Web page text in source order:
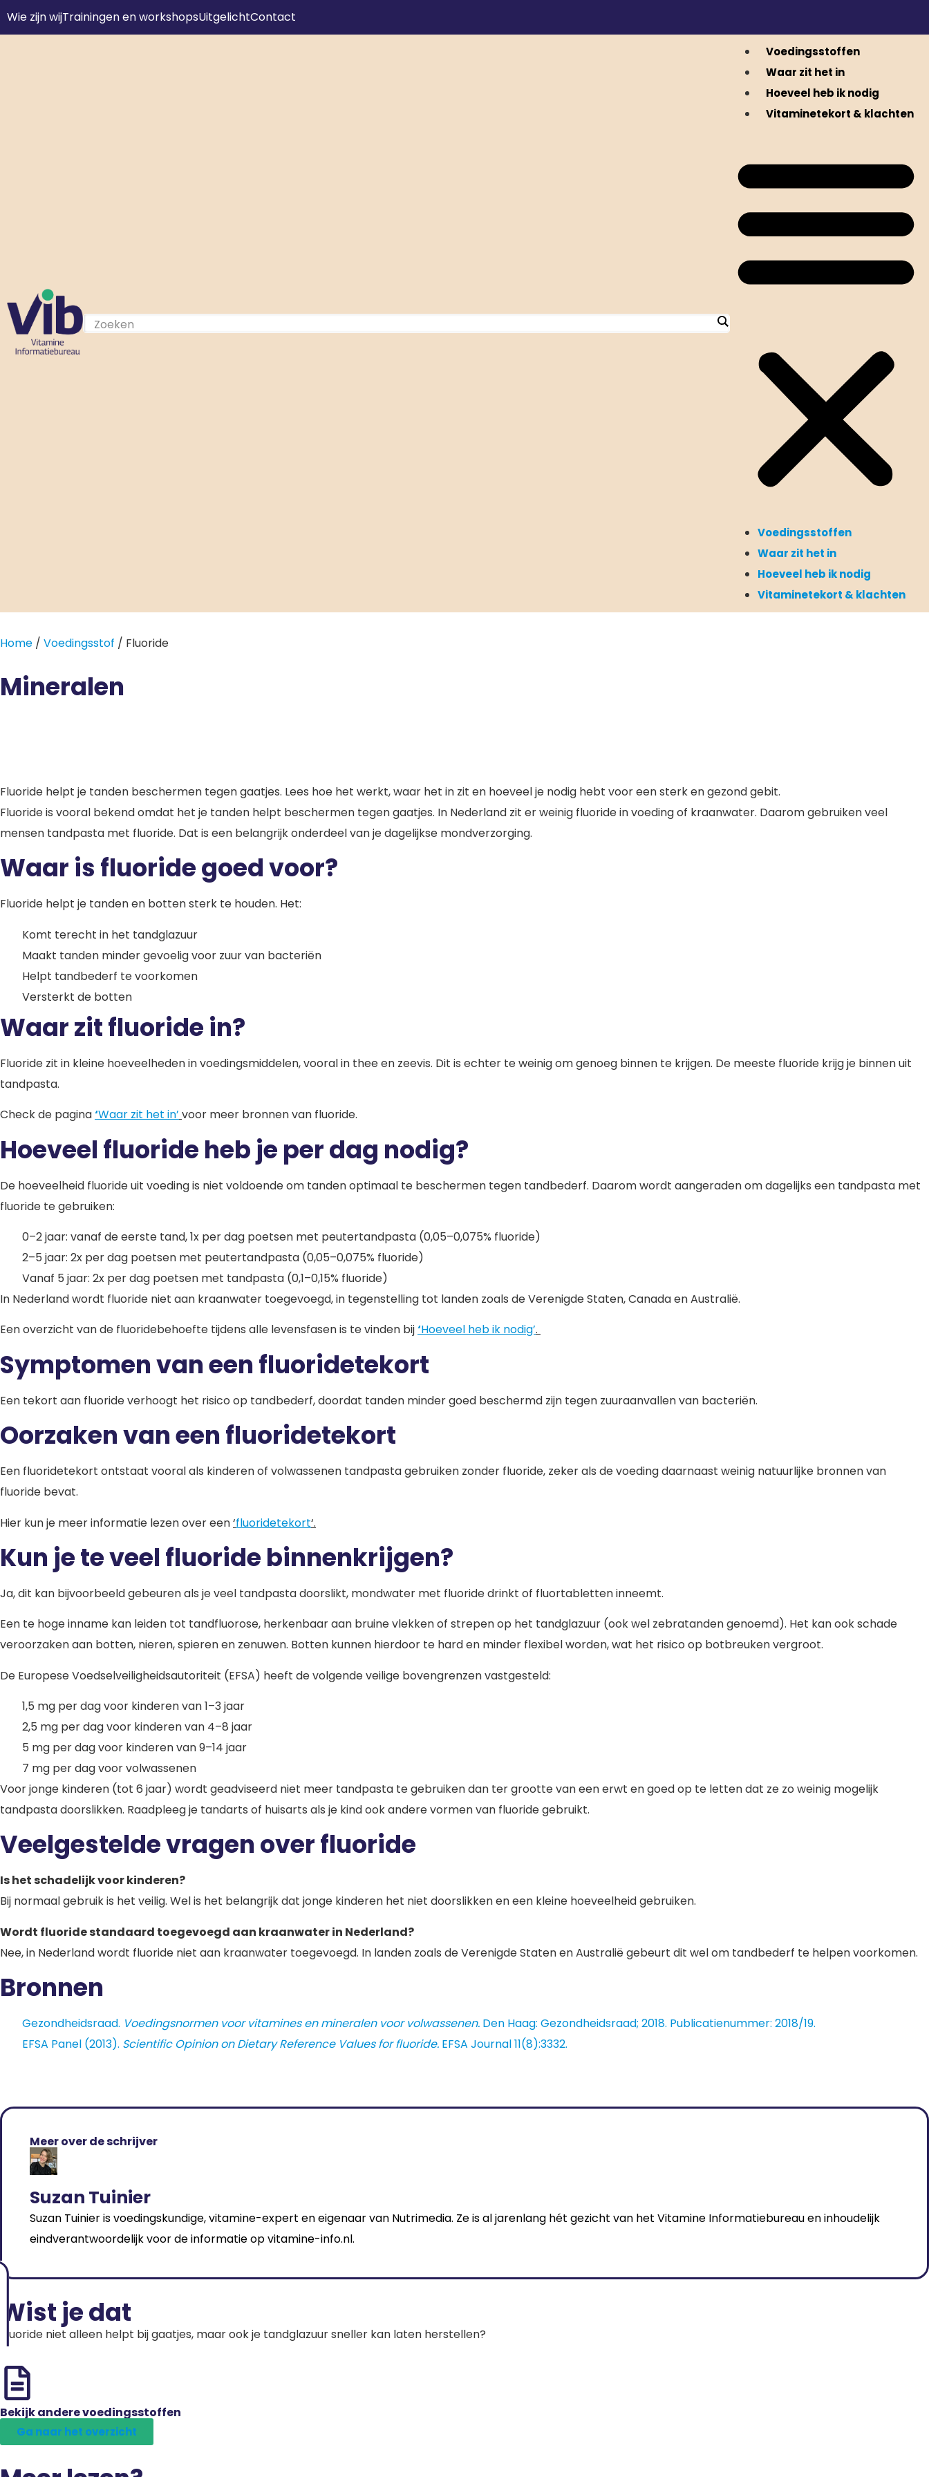
Wie zijn wijTrainingen en workshopsUitgelichtContact
Voedingsstoffen
Waar zit het in
Hoeveel heb ik nodig
Vitaminetekort & klachten
Voedingsstoffen
Waar zit het in
Hoeveel heb ik nodig
Vitaminetekort & klachten
Home / Voedingsstof / Fluoride
Mineralen
Fluoride helpt je tanden beschermen tegen gaatjes. Lees hoe het werkt, waar het in zit en hoeveel je nodig hebt voor een sterk en gezond gebit.
Fluoride is vooral bekend omdat het je tanden helpt beschermen tegen gaatjes. In Nederland zit er weinig fluoride in voeding of kraanwater. Daarom gebruiken veel
mensen tandpasta met fluoride. Dat is een belangrijk onderdeel van je dagelijkse mondverzorging.
Waar is fluoride goed voor?
Fluoride helpt je tanden en botten sterk te houden. Het:
Komt terecht in het tandglazuur
Maakt tanden minder gevoelig voor zuur van bacteriën
Helpt tandbederf te voorkomen
Versterkt de botten
Waar zit fluoride in?
Fluoride zit in kleine hoeveelheden in voedingsmiddelen, vooral in thee en zeevis. Dit is echter te weinig om genoeg binnen te krijgen. De meeste fluoride krijg je binnen uit
tandpasta.
Check de pagina‘Waar zit het in’ voor meer bronnen van fluoride.
Hoeveel fluoride heb je per dag nodig?
De hoeveelheid fluoride uit voeding is niet voldoende om tanden optimaal te beschermen tegen tandbederf. Daarom wordt aangeraden om dagelijks een tandpasta met
fluoride te gebruiken:
0–2 jaar: vanaf de eerste tand, 1x per dag poetsen met peutertandpasta (0,05–0,075% fluoride)
2–5 jaar: 2x per dag poetsen met peutertandpasta (0,05–0,075% fluoride)
Vanaf 5 jaar: 2x per dag poetsen met tandpasta (0,1–0,15% fluoride)
In Nederland wordt fluoride niet aan kraanwater toegevoegd, in tegenstelling tot landen zoals de Verenigde Staten, Canada en Australië.
Een overzicht van de fluoridebehoefte tijdens alle levensfasen is te vinden bij‘Hoeveel heb ik nodig’.
Symptomen van een fluoridetekort
Een tekort aan fluoride verhoogt het risico op tandbederf, doordat tanden minder goed beschermd zijn tegen zuuraanvallen van bacteriën.
Oorzaken van een fluoridetekort
Een fluoridetekort ontstaat vooral als kinderen of volwassenen tandpasta gebruiken zonder fluoride, zeker als de voeding daarnaast weinig natuurlijke bronnen van
fluoride bevat.
Hier kun je meer informatie lezen over een‘fluoridetekort‘.
Kun je te veel fluoride binnenkrijgen?
Ja, dit kan bijvoorbeeld gebeuren als je veel tandpasta doorslikt, mondwater met fluoride drinkt of fluortabletten inneemt.
Een te hoge inname kan leiden tot tandfluorose, herkenbaar aan bruine vlekken of strepen op het tandglazuur (ook wel zebratanden genoemd). Het kan ook schade
veroorzaken aan botten, nieren, spieren en zenuwen. Botten kunnen hierdoor te hard en minder flexibel worden, wat het risico op botbreuken vergroot.
De Europese Voedselveiligheidsautoriteit (EFSA) heeft de volgende veilige bovengrenzen vastgesteld:
1,5 mg per dag voor kinderen van 1–3 jaar
2,5 mg per dag voor kinderen van 4–8 jaar
5 mg per dag voor kinderen van 9–14 jaar
7 mg per dag voor volwassenen
Voor jonge kinderen (tot 6 jaar) wordt geadviseerd niet meer tandpasta te gebruiken dan ter grootte van een erwt en goed op te letten dat ze zo weinig mogelijk
tandpasta doorslikken. Raadpleeg je tandarts of huisarts als je kind ook andere vormen van fluoride gebruikt.
Veelgestelde vragen over fluoride
Is het schadelijk voor kinderen?
Bij normaal gebruik is het veilig. Wel is het belangrijk dat jonge kinderen het niet doorslikken en een kleine hoeveelheid gebruiken.
Wordt fluoride standaard toegevoegd aan kraanwater in Nederland?
Nee, in Nederland wordt fluoride niet aan kraanwater toegevoegd. In landen zoals de Verenigde Staten en Australië gebeurt dit wel om tandbederf te helpen voorkomen.
Bronnen
Gezondheidsraad. Voedingsnormen voor vitamines en mineralen voor volwassenen. Den Haag: Gezondheidsraad; 2018. Publicatienummer: 2018/19.
EFSA Panel (2013). Scientific Opinion on Dietary Reference Values for fluoride. EFSA Journal 11(8):3332.
Meer over de schrijver
Suzan Tuinier
Suzan Tuinier is voedingskundige, vitamine-expert en eigenaar van Nutrimedia. Ze is al jarenlang hét gezicht van het Vitamine Informatiebureau en inhoudelijk
eindverantwoordelijk voor de informatie op vitamine-info.nl.
Wist je dat
Fluoride niet alleen helpt bij gaatjes, maar ook je tandglazuur sneller kan laten herstellen?
Bekijk andere voedingsstoffen
Ga naar het overzicht